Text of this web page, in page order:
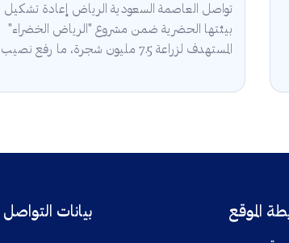
تواصل العاصمة السعودية الرياض إعادة تشكيل
بيئتها الحضرية ضمن مشروع "الرياض الخضراء"
المستهدف لزراعة 7.5 مليون شجرة، ما رفع نصيب...
الموقع بيانات التواصل